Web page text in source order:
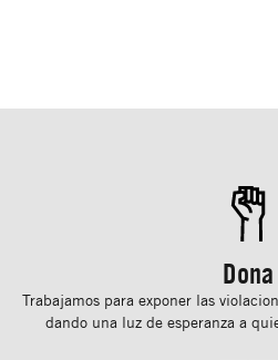
Dona
Trabajamos para exponer las
dando una luz de esperanza a